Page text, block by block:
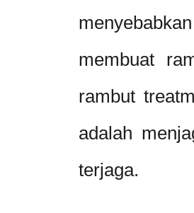
membuat
rambut
adalah
terjaga.